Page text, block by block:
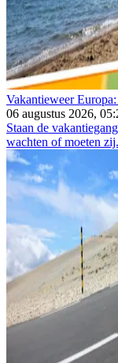
Vakantieweer
06 augustus 2026,
Staan de
wachten of moeten